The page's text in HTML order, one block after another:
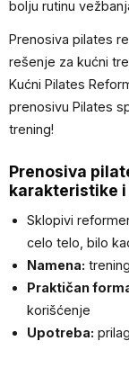
bolju rutinu
Prenosiva pilates
rešenje za kućni
Kućni Pilates
prenosivu Pilates
trening!
Prenosiva
karakteristike
Sklopivi
celo telo, bilo
Namena:
Praktičan
korišćenje
Upotreba: